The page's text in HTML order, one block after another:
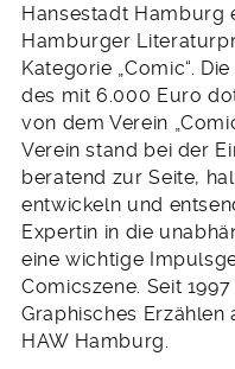
Hansestadt Hamburg
Hamburger
Kategorie „Comic“.
des mit 6.000 Euro
von dem Verein
Verein stand bei der
beratend zur Seite,
entwickeln und
Expertin in die
eine wichtige
Comicszene. Seit
Graphisches
HAW Hamburg.